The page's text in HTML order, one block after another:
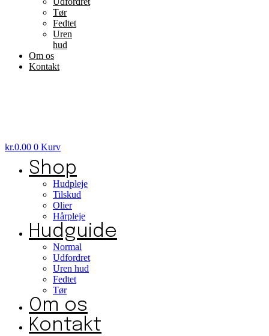
Tør
Fedtet
Uren
hud
Om os
Kontakt
kr.0.00 0 Kurv
Shop
Hudpleje
Tilskud
Olier
Hårpleje
Hudguide
Normal
Udfordret
Uren hud
Fedtet
Tør
Om os
Kontakt